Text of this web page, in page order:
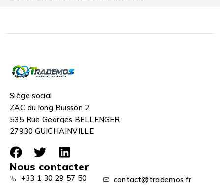
Siège social
ZAC du long Buisson 2
535 Rue Georges BELLENGER
27930 GUICHAINVILLE
Nous contacter
+33 1 30 29 57 50
contact@trademos.fr